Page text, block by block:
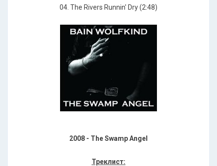
04. The Rivers Runnin' Dry (2:48)
2008 - The Swamp Angel
Треклист: